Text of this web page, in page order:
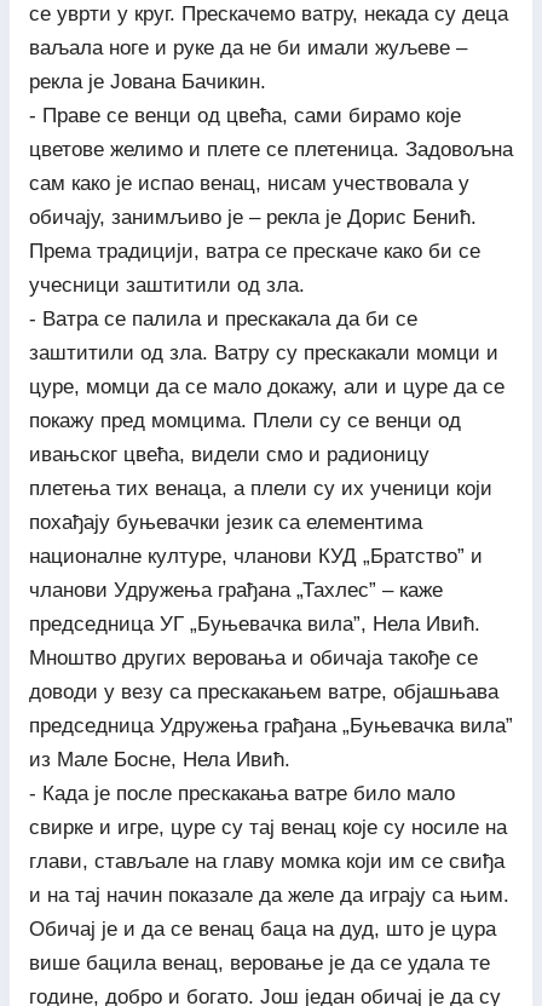
се уврти у круг. Прескачемо ватру, некада су деца
ваљала ноге и руке да не би имали жуљеве –
рекла је Јована Бачикин.
- Праве се венци од цвећа, сами бирамо које
цветове желимо и плете се плетеница. Задовољна
сам како је испао венац, нисам учествовала у
обичају, занимљиво је – рекла је Дорис Бенић.
Према традицији, ватра се прескаче како би се
учесници заштитили од зла.
- Ватра се палила и прескакала да би се
заштитили од зла. Ватру су прескакали момци и
цуре, момци да се мало докажу, али и цуре да се
покажу пред момцима. Плели су се венци од
ивањског цвећа, видели смо и радионицу
плетења тих венаца, а плели су их ученици који
похађају буњевачки језик са елементима
националне културе, чланови КУД „Братство” и
чланови Удружења грађана „Тахлес” – каже
председница УГ „Буњевачка вила”, Нела Ивић.
Мноштво других веровања и обичаја такође се
доводи у везу са прескакањем ватре, објашњава
председница Удружења грађана „Буњевачка вила”
из Мале Босне, Нела Ивић.
- Када је после прескакања ватре било мало
свирке и игре, цуре су тај венац које су носиле на
глави, стављале на главу момка који им се свиђа
и на тај начин показале да желе да играју са њим.
Обичај је и да се венац баца на дуд, што је цура
више бацила венац, веровање је да се удала те
године, добро и богато. Још један обичај је да су